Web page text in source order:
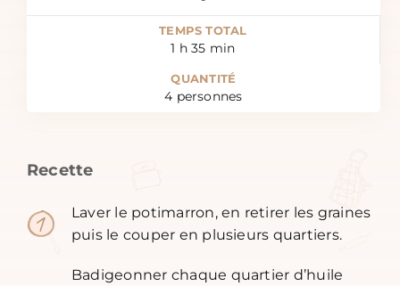
TEMPS TOTAL
1 h35 min
QUANTITÉ
4 personnes
Recette
Laver le potimarron, en retirer les graines
puis le couper en plusieurs quartiers.
Badigeonner chaque quartier d’huile